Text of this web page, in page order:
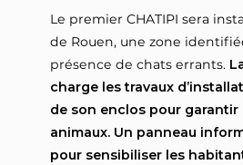
Le premier CHATIPI sera
de Rouen, une zone
présence de chats errants.
charge les travaux
de son enclos pour garantir
animaux. Un panneau
pour sensibiliser les